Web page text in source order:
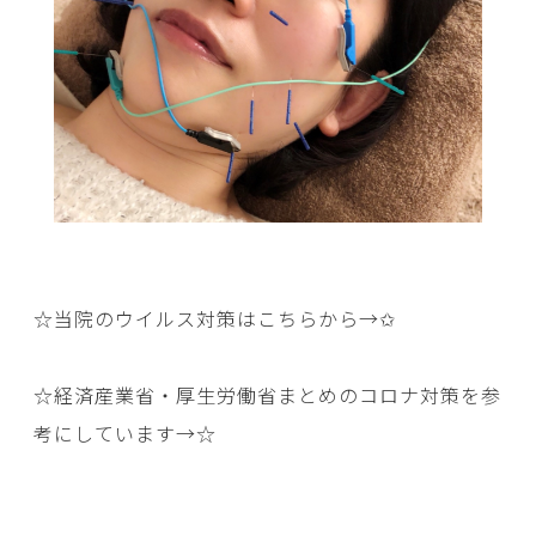
☆当院のウイルス対策はこちらから→✩
☆経済産業省・厚生労働省まとめのコロナ対策を参
考にしています→☆